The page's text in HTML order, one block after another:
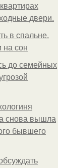
двери.
в спальне.
на сон
до семейных
снова вышла
бывшего